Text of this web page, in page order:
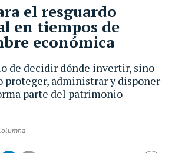
de decidir dónde invertir, sino
proteger, administrar y disponer
parte del patrimonio
el resguardo
en tiempos de
económica